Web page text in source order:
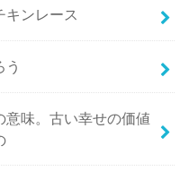
キンレース
う
意味。古い幸せの価値